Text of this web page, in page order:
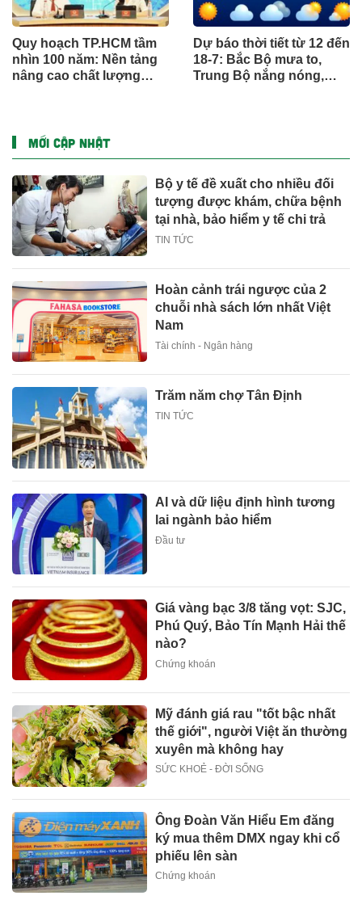
Quy hoạch TP.HCM tầm
nhìn 100 năm: Nền tảng
nâng cao chất lượng
Dự báo thời tiết từ 12 đến
18-7: Bắc Bộ mưa to,
Trung Bộ nắng nóng,
MỚI CẬP NHẬT
Bộ y tế đề xuất cho nhiều đối
tượng được khám, chữa bệnh
tại nhà, bảo hiểm y tế chi trả
TIN TỨC
Hoàn cảnh trái ngược của 2
chuỗi nhà sách lớn nhất Việt
Nam
Tài chính - Ngân hàng
Trăm năm chợ Tân Định
TIN TỨC
AI và dữ liệu định hình tương
lai ngành bảo hiểm
Đầu tư
Giá vàng bạc 3/8 tăng vọt: SJC,
Phú Quý, Bảo Tín Mạnh Hải thế
nào?
Chứng khoán
Mỹ đánh giá rau "tốt bậc nhất
thế giới", người Việt ăn thường
xuyên mà không hay
SỨC KHOẺ - ĐỜI SỐNG
Ông Đoàn Văn Hiểu Em đăng
ký mua thêm DMX ngay khi cổ
phiếu lên sàn
Chứng khoán